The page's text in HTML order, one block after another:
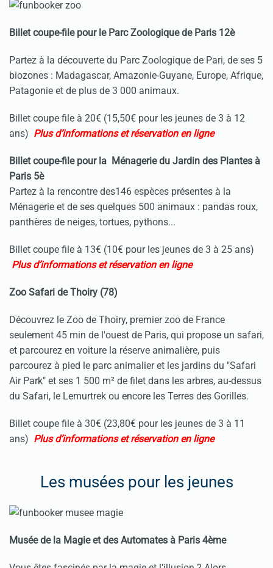
Billet coupe-file pour le Parc Zoologique de Paris 12è
Partez à la découverte du Parc Zoologique de Pari, de ses 5
biozones : Madagascar, Amazonie-Guyane, Europe, Afrique,
Patagonie et de plus de 3 000 animaux.
Billet coupe file à 20€ (15,50€ pour les jeunes de 3 à 12
ans) Plus d’informations et réservation en ligne
Billet coupe-file pour la Ménagerie du Jardin des Plantes à
Paris 5è
Partez à la rencontre des146 espèces présentes à la
Ménagerie et de ses quelques 500 animaux : pandas roux,
panthères de neiges, tortues, pythons...
Billet coupe file à 13€ (10€ pour les jeunes de 3 à 25 ans)
Plus d’informations et réservation en ligne
Zoo Safari de Thoiry (78)
Découvrez le Zoo de Thoiry, premier zoo de France
seulement 45 min de l'ouest de Paris, qui propose un safari,
et parcourez en voiture la réserve animalière, puis
parcourez à pied le parc animalier et les jardins du "Safari
Air Park" et ses 1 500 m² de filet dans les arbres, au-dessus
du Safari, le Lemurtrek ou encore les Terres des Gorilles.
Billet coupe file à 30€ (23,80€ pour les jeunes de 3 à 11
ans) Plus d’informations et réservation en ligne
Les musées pour les jeunes
Musée de la Magie et des Automates à Paris 4ème